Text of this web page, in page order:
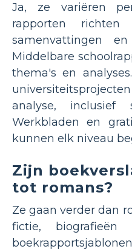
Ja, ze variëren
rapporten
samenvattingen en
Middelbare
thema's en
analyse, inclusief
Werkbladen en
kunnen elk niveau
Zijn
tot romans?
Ze gaan verder dan
fictie,